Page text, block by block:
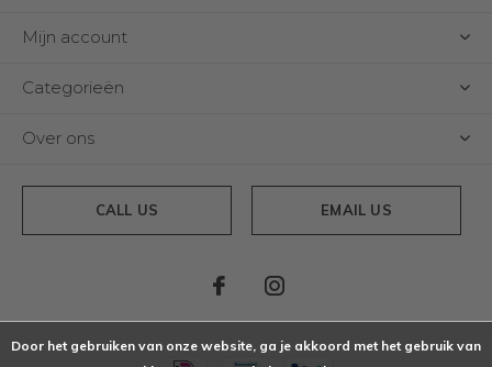
Mijn account
Categorieën
Over ons
CALL US EMAIL US
Door het gebruiken van onze website, ga je akkoord met het gebruik van